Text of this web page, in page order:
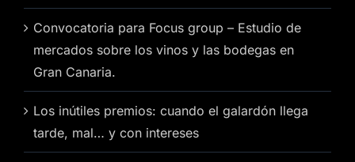
Convocatoria para Focus group – Estudio de
mercados sobre los vinos y las bodegas en
Gran Canaria.
Los inútiles premios: cuando el galardón llega
tarde, mal… y con intereses